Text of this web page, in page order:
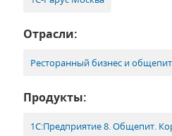
Отрасли:
Ресторанный бизнес и общепит
Продукты:
1С:Предприятие 8. Общепит.